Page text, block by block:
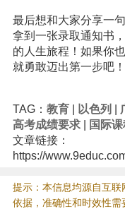
最后想和大家分享一
拿到一张录取通知书
的人生旅程！如果你
就勇敢迈出第一步吧
TAG： 教育| 以色列
高考成绩要求| 国际
文章链接：
https://
提示：本信息均源自互
依据，准确性和时效性需